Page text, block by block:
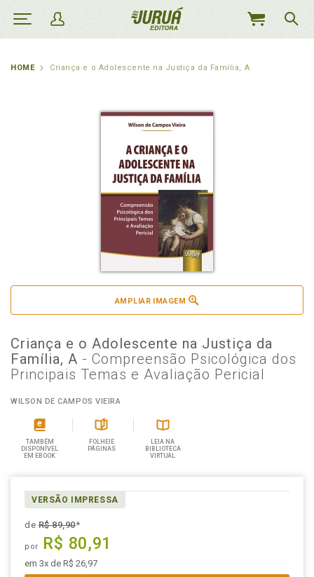
MEU
HOME Criança e o Adolescente na Justiça da Família, A
AMPLIAR IMAGEM
Criança e o Adolescente na Justiça da
Família, A - Compreensão Psicológica dos
Principais Temas e Avaliação Pericial
WILSON DE CAMPOS VIEIRA
TAMBÉM
DISPONÍVEL
EM EBOOK
FOLHEIE
PÁGINAS
LEIA NA
BIBLIOTECA
VIRTUAL
VERSÃO IMPRESSA
deR$ 89,90*
por R$ 80,91
em 3x de R$ 26,97